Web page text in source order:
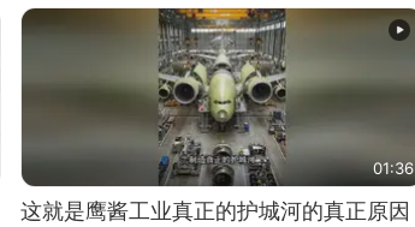
01:36
这就是鹰酱工业真正的护城河的真正原因